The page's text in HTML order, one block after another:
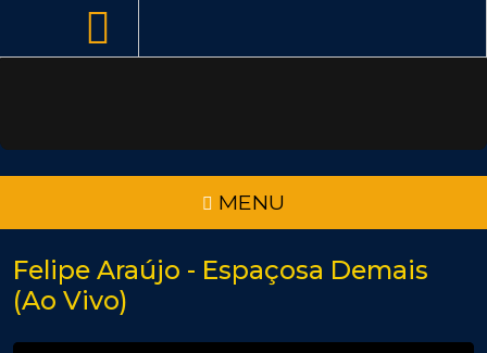
MENU
Felipe Araújo - Espaçosa Demais
(Ao Vivo)